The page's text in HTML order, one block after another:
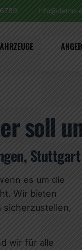
info@demo-
soll
es um die
Wir bieten
sicherzustellen,
wir für alle